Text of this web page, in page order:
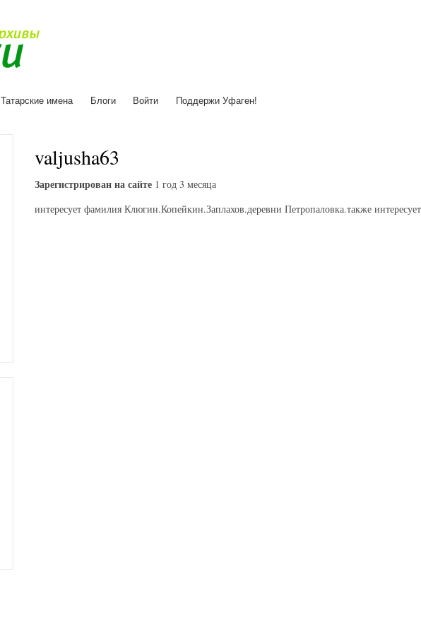
Татарские имена Блоги Войти Поддержи Уфаген!
valjusha63
Зарегистрирован на сайте1 год 3 месяца
интересует фамилия Клюгин.Копейкин.Заплахов.деревни Петропаловка.также